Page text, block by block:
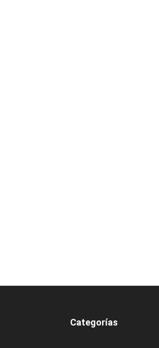
Categorías